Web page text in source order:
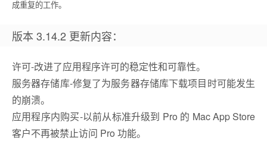
成重复的工作。
版本 3.14.2 更新内容：
许可-改进了应用程序许可的稳定性和可靠性。
服务器存储库-修复了为服务器存储库下载项目时可能发生
的崩溃。
应用程序内购买-以前从标准升级到 Pro 的 Mac App Store
客户不再被禁止访问 Pro 功能。